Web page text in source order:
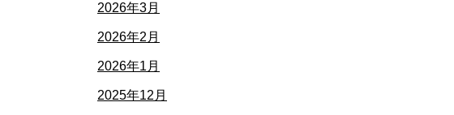
2026年3月
2026年2月
2026年1月
2025年12月